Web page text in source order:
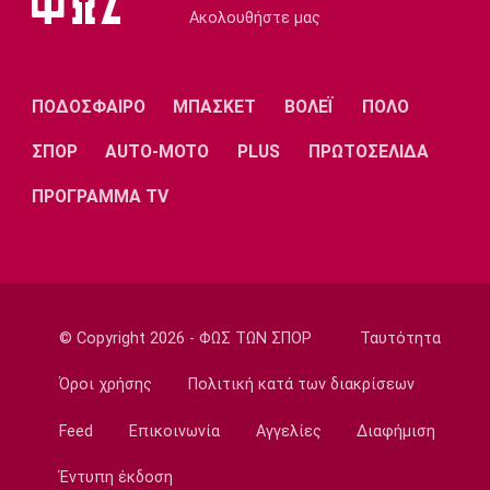
Μάρκους Φόστερ
Φωτιά στον Κουβαρά Αττικής: Μπαράζ
μηνυμάτων από το 112
Εθνικές Μπάσκετ
10:40
Βόλος: Οι νέες φανέλες, οι νέοι παίκτες και
το όνομα
Ποδόσφαιρο - Διεθνή
Ακολουθήστε μας
ΠΟΔΟΣΦΑΙΡΟ ΜΠΑΣΚΕΤ ΒΟΛΕΪ ΠΟΛΟ
ΣΠΟΡ AUTO-MOTO PLUS ΠΡΩΤΟΣΕΛΙΔΑ
ΠΡΟΓΡΑΜΜΑ TV
© Copyright 2026 - ΦΩΣ ΤΩΝ ΣΠΟΡ Ταυτότητα
Όροι χρήσης Πολιτική κατά των διακρίσεων
Feed Επικοινωνία Αγγελίες Διαφήμιση
Έντυπη έκδοση